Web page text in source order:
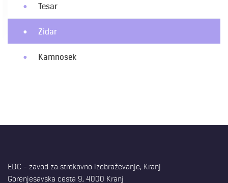
Tesar
Zidar
Kamnosek
EDC - zavod za strokovno izobraževanje, Kranj
Gorenjesavska cesta 9, 4000 Kranj